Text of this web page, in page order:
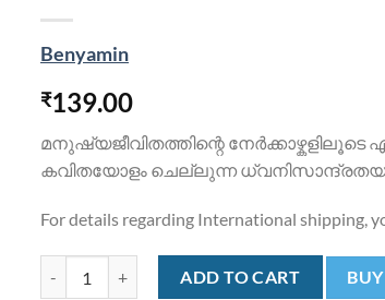
Benyamin
₹139.00
മനുഷ്യജീവിതത്തിന്റെ നേര്‍ക്കാഴ്കളിലൂടെ
കവിതയോളം ചെല്ലുന്ന
For details regarding International shipping,
ADD TO CART